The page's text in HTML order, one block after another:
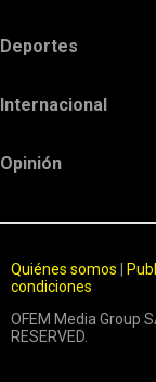
Deportes
Internacional
Opinión
Quiénes somos
condiciones
OFEM Media Group
RESERVED.